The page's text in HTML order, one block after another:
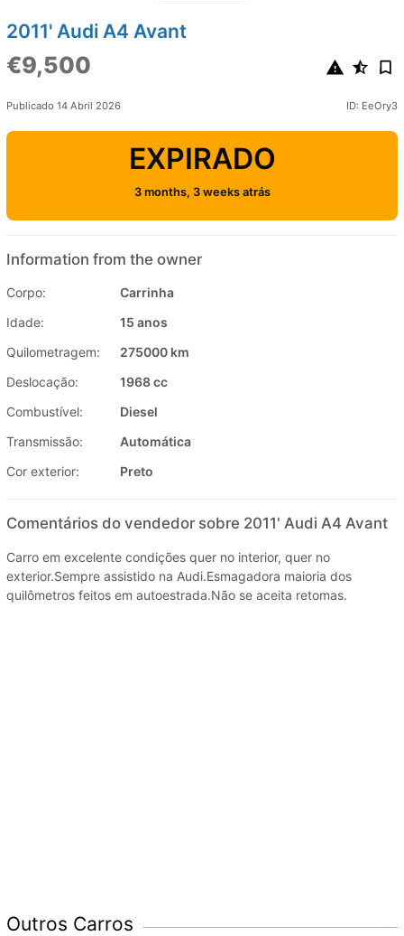
2011' Audi A4 Avant
€9,500
Publicado 14 Abril 2026 ID: EeOry3
EXPIRADO
3 months, 3 weeks atrás
Information from the owner
Corpo:
Carrinha
Idade:
15 anos
Quilometragem:
275000 km
Deslocação:
1968 cc
Combustível:
Diesel
Transmissão:
Automática
Cor exterior:
Preto
Comentários do vendedor sobre 2011' Audi A4 Avant
Carro em excelente condições quer no interior, quer no
exterior.Sempre assistido na Audi.Esmagadora maioria dos
quilômetros feitos em autoestrada.Não se aceita retomas.
Outros Carros